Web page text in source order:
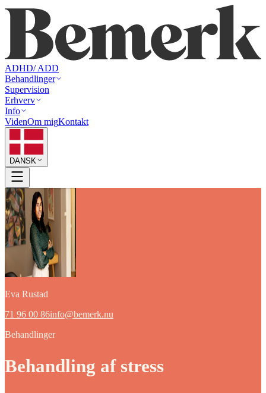
ADHD/ ADD
Behandlinger
Supervision
Erhverv
Info
VidenOm migKontakt
DANSK
Eva Rustad
71 96 00 86info@bemerk.nu
Behandlinger
Behandling af stress